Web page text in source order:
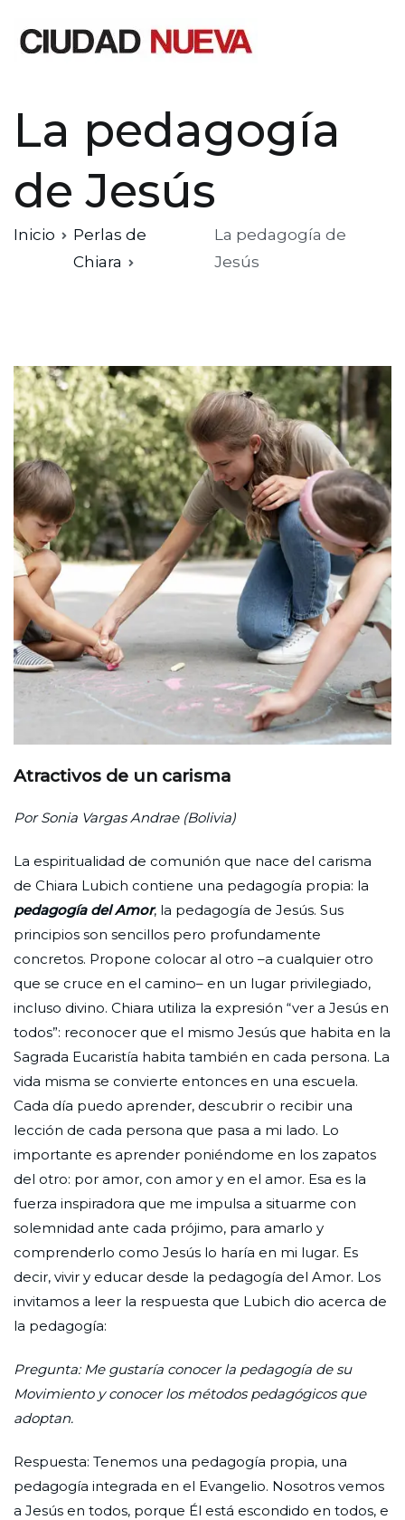
La pedagogía
de Jesús
Inicio
Perlas de
Chiara
La pedagogía de
Jesús
Atractivos de un carisma
Por Sonia Vargas Andrae (Bolivia)
La espiritualidad de comunión que nace del carisma
de Chiara Lubich contiene una pedagogía propia: la
pedagogía del Amor, la pedagogía de Jesús. Sus
principios son sencillos pero profundamente
concretos. Propone colocar al otro –a cualquier otro
que se cruce en el camino– en un lugar privilegiado,
incluso divino. Chiara utiliza la expresión “ver a Jesús en
todos”: reconocer que el mismo Jesús que habita en la
Sagrada Eucaristía habita también en cada persona. La
vida misma se convierte entonces en una escuela.
Cada día puedo aprender, descubrir o recibir una
lección de cada persona que pasa a mi lado. Lo
importante es aprender poniéndome en los zapatos
del otro: por amor, con amor y en el amor. Esa es la
fuerza inspiradora que me impulsa a situarme con
solemnidad ante cada prójimo, para amarlo y
comprenderlo como Jesús lo haría en mi lugar. Es
decir, vivir y educar desde la pedagogía del Amor. Los
invitamos a leer la respuesta que Lubich dio acerca de
la pedagogía:
Pregunta: Me gustaría conocer la pedagogía de su
Movimiento y conocer los métodos pedagógicos que
adoptan.
Respuesta: Tenemos una pedagogía propia, una
pedagogía integrada en el Evangelio. Nosotros vemos
a Jesús en todos, porque Él está escondido en todos, e